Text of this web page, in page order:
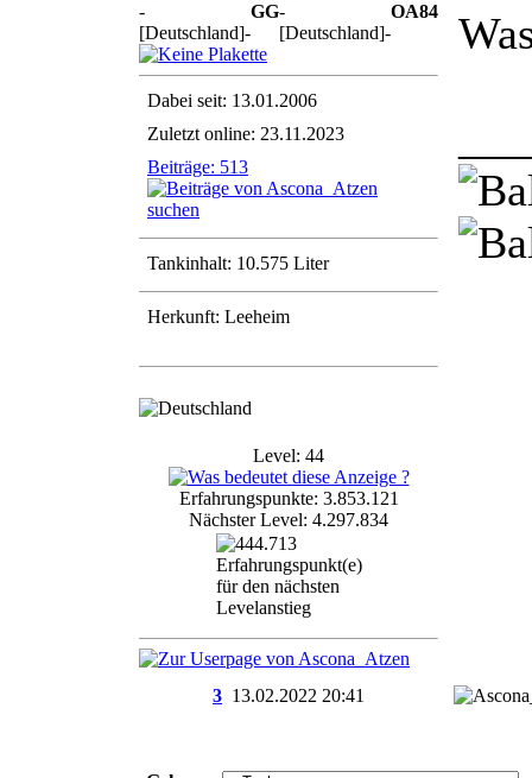
GG OA84
Dabei seit: 13.01.2006
Zuletzt online: 23.11.2023
Beiträge: 513
Tankinhalt: 10.575 Liter
Herkunft: Leeheim
Level: 44
Erfahrungspunkte: 3.853.121
Nächster Level: 4.297.834
3 13.02.2022 20:41